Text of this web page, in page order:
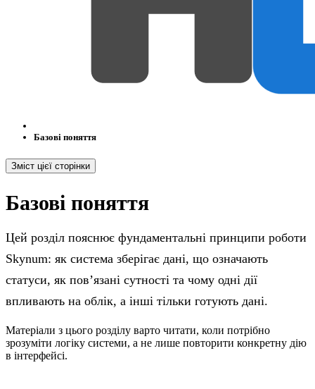
Базові поняття
Зміст цієї сторінки
Базові поняття
Цей розділ пояснює фундаментальні принципи роботи
Skynum: як система зберігає дані, що означають
статуси, як повʼязані сутності та чому одні дії
впливають на облік, а інші тільки готують дані.
Матеріали з цього розділу варто читати, коли потрібно
зрозуміти логіку системи, а не лише повторити конкретну дію
в інтерфейсі.